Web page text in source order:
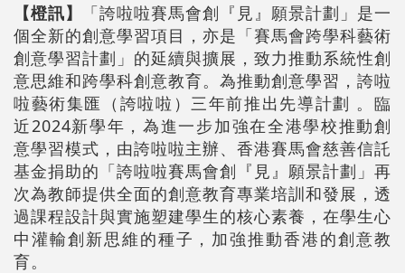
【橙訊】
「誇啦啦賽馬會創『見』願景計劃」是一
個全新的創意學習項目，亦是「賽馬會跨學科藝術
創意學習計劃」的延續與擴展，致力推動系統性創
意思維和跨學科創意教育。為推動創意學習，誇啦
啦藝術集匯（誇啦啦）三年前推出先導計劃 。臨
近2024新學年，為進一步加強在全港學校推動創
意學習模式，由誇啦啦主辦、香港賽馬會慈善信託
基金捐助的「誇啦啦賽馬會創『見』願景計劃」再
次為教師提供全面的創意教育專業培訓和發展，透
過課程設計與實施塑建學生的核心素養，在學生心
中灌輸創新思維的種子，加強推動香港的創意教
育。